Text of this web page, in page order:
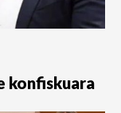
konfiskuara